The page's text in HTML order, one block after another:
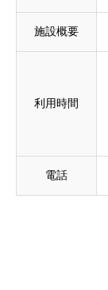
施設概要
利用時間
電話